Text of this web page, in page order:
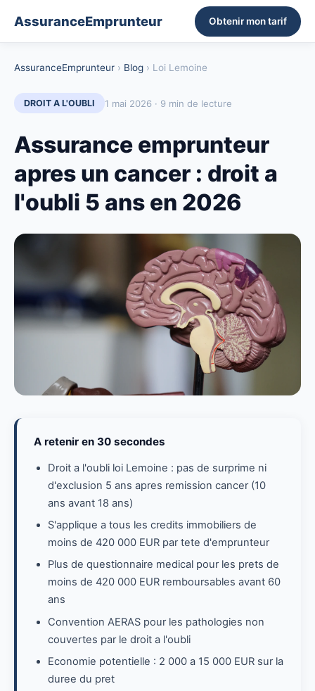
AssuranceEmprunteur Obtenir mon tarif
AssuranceEmprunteur › Blog › Loi Lemoine
DROIT A L'OUBLI 1 mai 2026 · 9 min de lecture
Assurance emprunteur
apres un cancer : droit a
l'oubli 5 ans en 2026
A retenir en 30 secondes
Droit a l'oubli loi Lemoine : pas de surprime ni
d'exclusion 5 ans apres remission cancer (10
ans avant 18 ans)
S'applique a tous les credits immobiliers de
moins de 420 000 EUR par tete d'emprunteur
Plus de questionnaire medical pour les prets de
moins de 420 000 EUR remboursables avant 60
ans
Convention AERAS pour les pathologies non
couvertes par le droit a l'oubli
Economie potentielle : 2 000 a 15 000 EUR sur la
duree du pret